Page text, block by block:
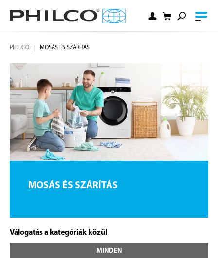
PHILCO MOSÁS ÉS SZÁRÍTÁS
MOSÁS ÉS SZÁRÍTÁS
Válogatás a kategóriák közül
MINDEN